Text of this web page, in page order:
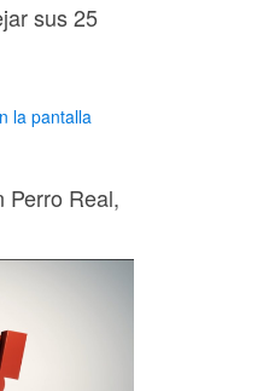
sus 25
la pantalla
Perro Real,